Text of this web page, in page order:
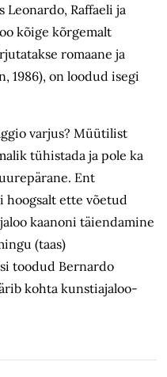
Leonardo, Raffaeli ja
kõige kõrgemalt
romaane ja
1986), on loodud isegi
varjus? Müütilist
tühistada ja pole ka
Ent
hoogsalt ette võetud
kaanoni täiendamine
(taas)
toodud Bernardo
kohta kunstiajaloo-